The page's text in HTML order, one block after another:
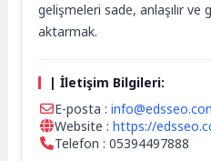
gelişmeleri sade, anlaşılır ve
aktarmak.
| İletişim Bilgileri:
E-posta :
Website :https://
Telefon : 05394497888